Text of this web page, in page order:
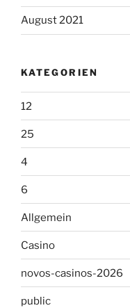
August 2021
KATEGORIEN
12
25
4
6
Allgemein
Casino
novos-casinos-2026
public